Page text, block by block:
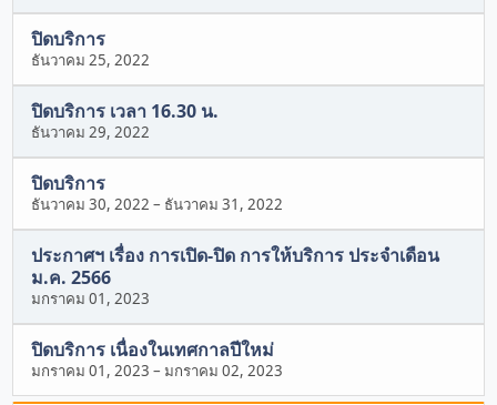
ปิดบริการ
ธันวาคม 25, 2022
ปิดบริการ เวลา 16.30 น.
ธันวาคม 29, 2022
ปิดบริการ
ธันวาคม 30, 2022 – ธันวาคม 31, 2022
ประกาศฯ เรื่อง การเปิด-ปิด การให้บริการ ประจำเดือน
ม.ค. 2566
มกราคม 01, 2023
ปิดบริการ เนื่องในเทศกาลปีใหม่
มกราคม 01, 2023 –มกราคม 02, 2023